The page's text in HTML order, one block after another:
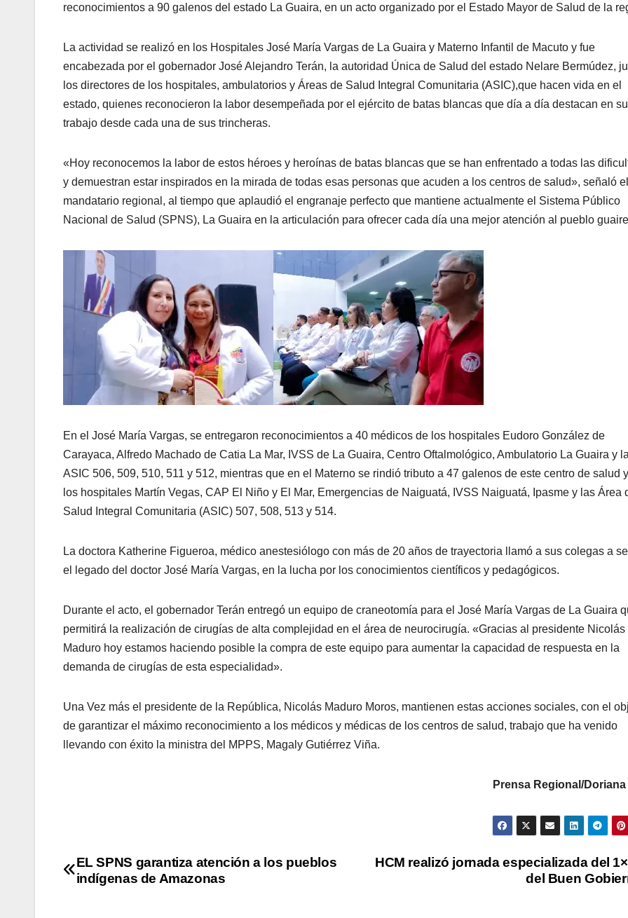
reconocimientos a 90 galenos del estado La Guaira, en un acto organizado por el Estado Mayor de Salud de la
La actividad se realizó en los Hospitales José María Vargas de La Guaira y Materno Infantil de Macuto y fue
encabezada por el gobernador José Alejandro Terán, la autoridad Única de Salud del estado Nelare Bermúdez,
los directores de los hospitales, ambulatorios y Áreas de Salud Integral Comunitaria (ASIC),que hacen vida en el
estado, quienes reconocieron la labor desempeñada por el ejército de batas blancas que día a día destacan en su
trabajo desde cada una de sus trincheras.
«Hoy reconocemos la labor de estos héroes y heroínas de batas blancas que se han enfrentado a todas las
y demuestran estar inspirados en la mirada de todas esas personas que acuden a los centros de salud», señaló el
mandatario regional, al tiempo que aplaudió el engranaje perfecto que mantiene actualmente el Sistema Público
Nacional de Salud (SPNS), La Guaira en la articulación para ofrecer cada día una mejor atención al pueblo
En el José María Vargas, se entregaron reconocimientos a 40 médicos de los hospitales Eudoro González de
Carayaca, Alfredo Machado de Catia La Mar, IVSS de La Guaira, Centro Oftalmológico, Ambulatorio La Guaira y
ASIC 506, 509, 510, 511 y 512, mientras que en el Materno se rindió tributo a 47 galenos de este centro de salud
los hospitales Martín Vegas, CAP El Niño y El Mar, Emergencias de Naiguatá, IVSS Naiguatá, Ipasme y las Área
Salud Integral Comunitaria (ASIC) 507, 508, 513 y 514.
La doctora Katherine Figueroa, médico anestesiólogo con más de 20 años de trayectoria llamó a sus colegas a
el legado del doctor José María Vargas, en la lucha por los conocimientos científicos y pedagógicos.
Durante el acto, el gobernador Terán entregó un equipo de craneotomía para el José María Vargas de La Guaira
permitirá la realización de cirugías de alta complejidad en el área de neurocirugía. «Gracias al presidente Nicolás
Maduro hoy estamos haciendo posible la compra de este equipo para aumentar la capacidad de respuesta en la
demanda de cirugías de esta especialidad».
Una Vez más el presidente de la República, Nicolás Maduro Moros, mantienen estas acciones sociales, con el
de garantizar el máximo reconocimiento a los médicos y médicas de los centros de salud, trabajo que ha venido
llevando con éxito la ministra del MPPS, Magaly Gutiérrez Viña.
Prensa Regional/
HCM realizó jornada especializada del
del Buen
EL SPNS garantiza atención a los pueblos
indígenas de Amazonas